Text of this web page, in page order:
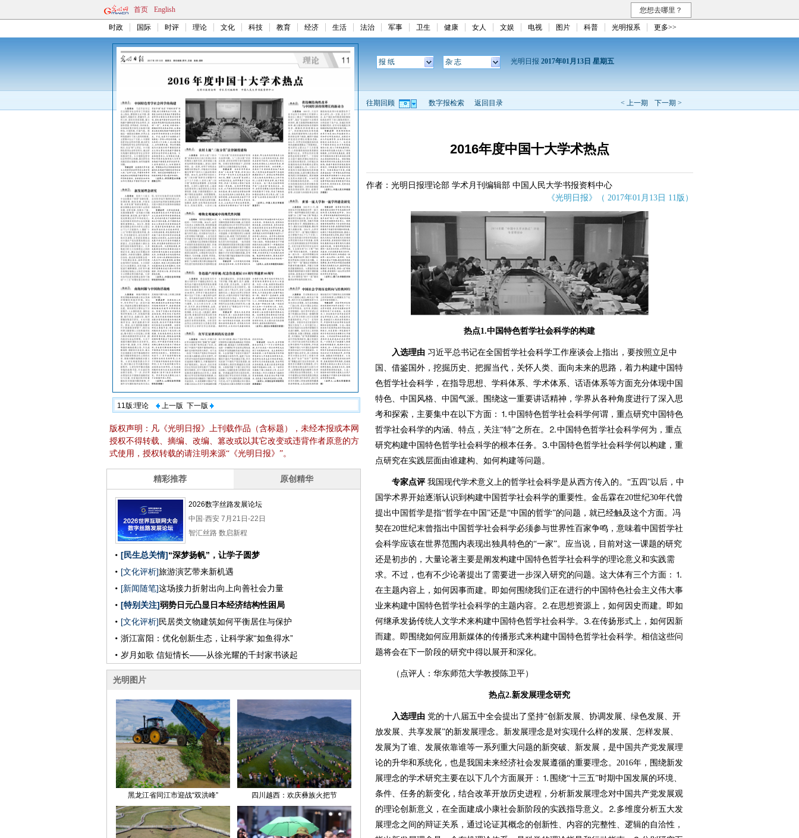
首页 English 您想去哪里？
时政 国际 时评 理论 文化 科技 教育 经济 生活 法治 军事 卫生 健康 女人 文娱 电视 图片 科普 光明报系 更多>>
11版:理论 上一版 下一版
版权声明：凡《光明日报》上刊载作品（含标题），未经本报或本网
授权不得转载、摘编、改编、篡改或以其它改变或违背作者原意的方
式使用，授权转载的请注明来源“《光明日报》”。
报 纸 杂 志 光明日报 2017年01月13日 星期五
< 上一期 下一期 >
往期回顾 数字报检索 返回目录
2016年度中国十大学术热点
作者：光明日报理论部 学术月刊编辑部 中国人民大学书报资料中心
《光明日报》（ 2017年01月13日 11版）
热点1.中国特色哲学社会科学的构建
入选理由习近平总书记在全国哲学社会科学工作座谈会上指出，要按照立足中
国、借鉴国外，挖掘历史、把握当代，关怀人类、面向未来的思路，着力构建中国特
色哲学社会科学，在指导思想、学科体系、学术体系、话语体系等方面充分体现中国
特色、中国风格、中国气派。围绕这一重要讲话精神，学界从各种角度进行了深入思
考和探索，主要集中在以下方面：⒈中国特色哲学社会科学何谓，重点研究中国特色
哲学社会科学的内涵、特点，关注“特”之所在。⒉中国特色哲学社会科学何为，重点
研究构建中国特色哲学社会科学的根本任务。⒊中国特色哲学社会科学何以构建，重
点研究在实践层面由谁建构、如何构建等问题。
专家点评我国现代学术意义上的哲学社会科学是从西方传入的。“五四”以后，中
国学术界开始逐渐认识到构建中国哲学社会科学的重要性。金岳霖在20世纪30年代曾
提出中国哲学是指“哲学在中国”还是“中国的哲学”的问题，就已经触及这个方面。冯
契在20世纪末曾指出中国哲学社会科学必须参与世界性百家争鸣，意味着中国哲学社
会科学应该在世界范围内表现出独具特色的“一家”。应当说，目前对这一课题的研究
还是初步的，大量论著主要是阐发构建中国特色哲学社会科学的理论意义和实践需
求。不过，也有不少论著提出了需要进一步深入研究的问题。这大体有三个方面：⒈
在主题内容上，如何因事而建。即如何围绕我们正在进行的中国特色社会主义伟大事
业来构建中国特色哲学社会科学的主题内容。⒉在思想资源上，如何因史而建。即如
何继承发扬传统人文学术来构建中国特色哲学社会科学。⒊在传扬形式上，如何因新
而建。即围绕如何应用新媒体的传播形式来构建中国特色哲学社会科学。相信这些问
题将会在下一阶段的研究中得以展开和深化。
（点评人：华东师范大学教授陈卫平）
热点2.新发展理念研究
入选理由党的十八届五中全会提出了坚持“创新发展、协调发展、绿色发展、开
放发展、共享发展”的新发展理念。新发展理念是对实现什么样的发展、怎样发展、
发展为了谁、发展依靠谁等一系列重大问题的新突破、新发展，是中国共产党发展理
论的升华和系统化，也是我国未来经济社会发展遵循的重要理念。2016年，围绕新发
展理念的学术研究主要在以下几个方面展开：⒈围绕“十三五”时期中国发展的环境、
条件、任务的新变化，结合改革开放历史进程，分析新发展理念对中国共产党发展观
的理论创新意义，在全面建成小康社会新阶段的实践指导意义。⒉多维度分析五大发
展理念之间的辩证关系，通过论证其概念的创新性、内容的完整性、逻辑的自洽性，